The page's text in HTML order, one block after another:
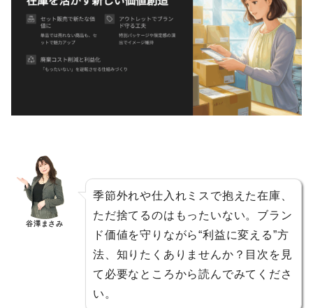
谷澤まさみ
季節外れや仕入れミスで抱えた在庫、
ただ捨てるのはもったいない。ブラン
ド価値を守りながら“利益に変える”方
法、知りたくありませんか？目次を見
て必要なところから読んでみてくださ
い。